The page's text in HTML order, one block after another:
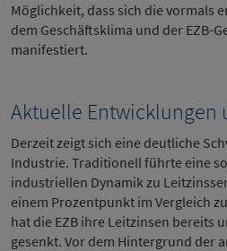
Möglichkeit, dass sich die vormals
dem Geschäftsklima und der EZB-
manifestiert.
Aktuelle Entwicklungen
Derzeit zeigt sich eine deutliche
Industrie. Traditionell führte eine
industriellen Dynamik zu
einem Prozentpunkt im Vergleich
hat die EZB ihre Leitzinsen bereits
gesenkt. Vor dem Hintergrund der